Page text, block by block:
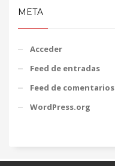
META
Acceder
Feed de entradas
Feed de comentarios
WordPress.org